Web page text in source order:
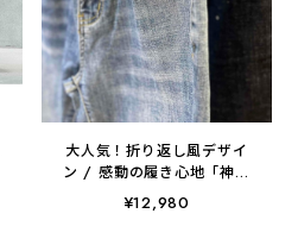
大人気！折り返し風デザイ
ン / 感動の履き心地「神デ
ニム」
¥12,980